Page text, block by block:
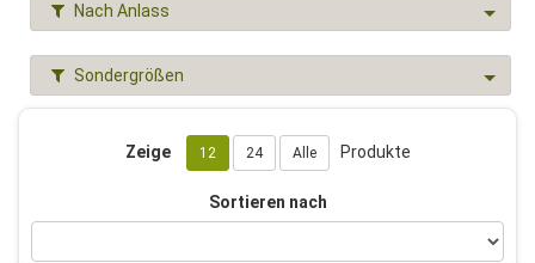
Nach Anlass
Sondergrößen
Zeige 12 24 Alle Produkte
Sortieren nach